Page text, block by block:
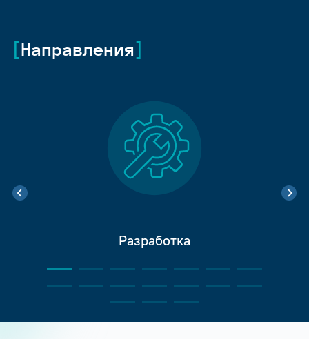
Направления
Разработка